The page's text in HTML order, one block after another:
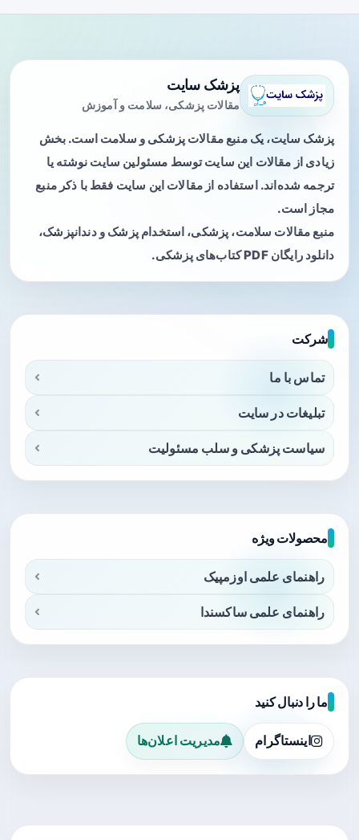
پزشک سایت
مقالات پزشکی، سلامت و آموزش
پزشک سایت، یک منبع مقالات پزشکی و سلامت است. بخش
زیادی از مقالات این سایت توسط مسئولین سایت نوشته یا
ترجمه شده‌اند. استفاده از مقالات این سایت فقط با ذکر منبع
مجاز است.
منبع مقالات سلامت، پزشکی، استخدام پزشک و دندانپزشک،
دانلود رایگان PDF کتاب‌های پزشکی.
شرکت
تماس با ما
تبلیغات در سایت
سیاست پزشکی و سلب مسئولیت
محصولات ویژه
راهنمای علمی اوزمپیک
راهنمای علمی ساکسندا
ما را دنبال کنید
اینستاگرام مدیریت اعلان‌ها